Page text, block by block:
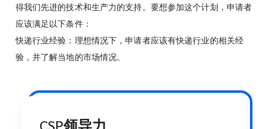
得我们先进的技术和生产力的支持。要想参加这个计划，申请者
应该满足以下条件：
快递行业经验：理想情况下，申请者应该有快递行业的相关经
验，并了解当地的市场情况。
CSP领导力